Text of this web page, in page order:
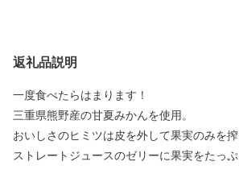
返礼品説明
一度食べたらはまります！
三重県熊野産の甘夏みかんを使用。
おいしさのヒミツは皮を外して果実のみを搾
ストレートジュースのゼリーに果実をたっぷ